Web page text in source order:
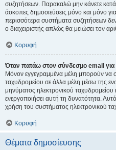
συζητήσεων. Παρακαλώ μην κάνετε
άσκοπες δημοσιεύσεις μόνο και μόνο
περισσότερα συστήματα συζητήσεων
ο διαχειριστής απλώς θα μειώσει τον
Κορυφή
Όταν πατάω στον σύνδεσμο email για
Μόνον εγγεγραμμένα μέλη μπορούν να
ταχυδρομείου σε άλλα μέλη μέσω της
μηνύματος ηλεκτρονικού ταχυδρομείου
ενεργοποιήσει αυτή τη δυνατότητα.
χρήση του συστήματος ηλεκτρονικού
Κορυφή
Θέματα δημοσίευσης